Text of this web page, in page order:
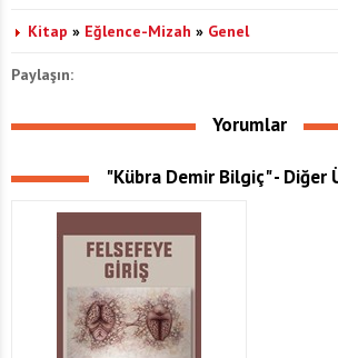
Kitap » Eğlence-Mizah » Genel
Paylaşın:
Yorumlar
"Kübra Demir Bilgiç" - Diğer